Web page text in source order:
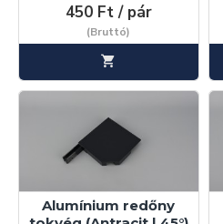
450 Ft / pár
(Bruttó)
Alumínium redőny